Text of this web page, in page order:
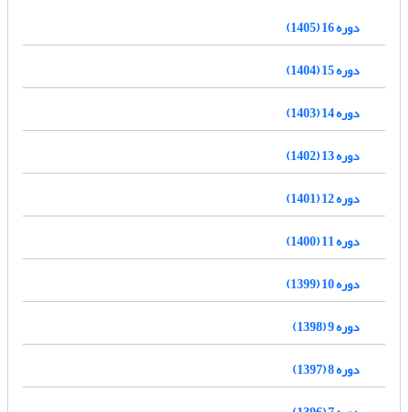
دوره 16 (1405)
دوره 15 (1404)
دوره 14 (1403)
دوره 13 (1402)
دوره 12 (1401)
دوره 11 (1400)
دوره 10 (1399)
دوره 9 (1398)
دوره 8 (1397)